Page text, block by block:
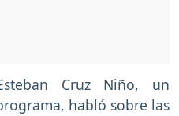
Cruz Niño, un
habló sobre las